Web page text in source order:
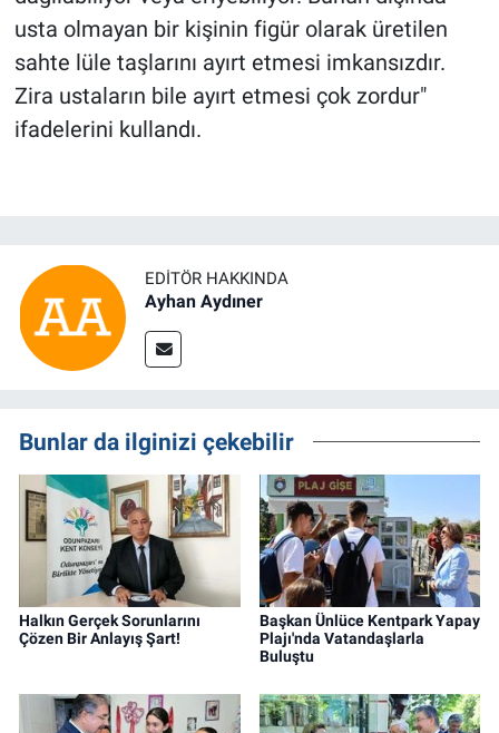
usta olmayan bir kişinin figür olarak üretilen
sahte lüle taşlarını ayırt etmesi imkansızdır.
Zira ustaların bile ayırt etmesi çok zordur"
ifadelerini kullandı.
EDITÖR HAKKINDA
Ayhan Aydıner
Bunlar da ilginizi çekebilir
Halkın Gerçek Sorunlarını
Çözen Bir Anlayış Şart!
Başkan Ünlüce Kentpark Yapay
Plajı'nda Vatandaşlarla
Buluştu